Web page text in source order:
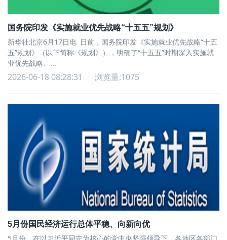
国务院印发《实施就业优先战略“十五五”规划》
新华社北京6月17日电 日前，国务院印发《实施就业优先战略“十五
五”规划》（以下简称《规划》），明确了“十五五”时期深入实施就
业优先战略、...
2026-06-18 08:28:31 浏览量:1075
5月份国民经济运行总体平稳、向新向优